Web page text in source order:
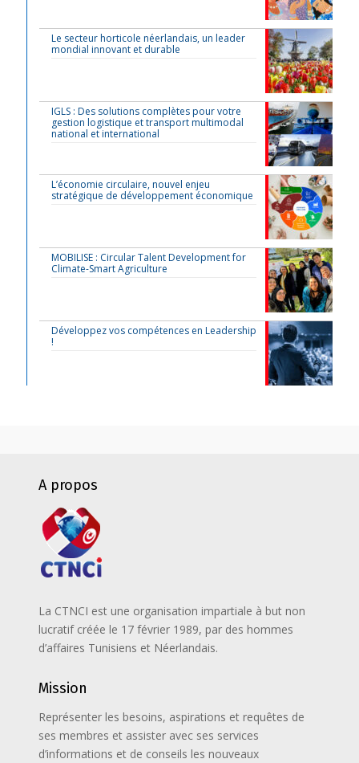
Le secteur horticole néerlandais, un leader
mondial innovant et durable
IGLS : Des solutions complètes pour votre
gestion logistique et transport multimodal
national et international
L’économie circulaire, nouvel enjeu
stratégique de développement économique
MOBILISE : Circular Talent Development for
Climate-Smart Agriculture
Développez vos compétences en Leadership
!
A propos
La CTNCI est une organisation impartiale à but non
lucratif créée le 17 février 1989, par des hommes
d’affaires Tunisiens et Néerlandais.
Mission
Représenter les besoins, aspirations et requêtes de
ses membres et assister avec ses services
d’informations et de conseils les nouveaux